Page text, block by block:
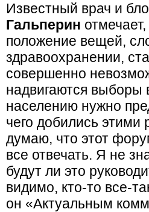
Известный врач и
Гальперин
положение вещей,
здравоохранении,
совершенно
надвигаются выборы
населению нужно
чего добились
думаю, что этот
все отвечать. Я не
будут ли это
видимо, кто-то все-
он «Актуальным